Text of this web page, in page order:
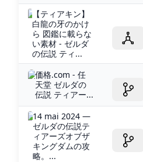
【ティアキン】
白龍の牙のかけ
ら 図鑑に載らな
い素材 - ゼルダ
の伝説 ティ...
価格.com - 任
天堂 ゼルダの
伝説 ティアー...
14 mai 2024 —
ゼルダの伝説テ
ィアーズオブザ
キングダムの攻
略。...